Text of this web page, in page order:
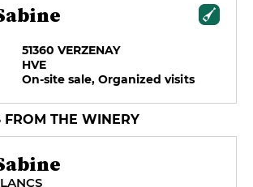
51360 VERZENAY
HVE
On-site sale, Organized visits
FROM THE WINERY